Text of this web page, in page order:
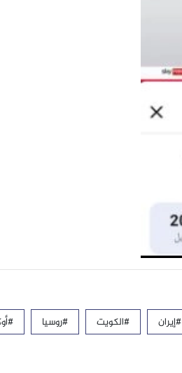
#إيران #الكويت #روسيا